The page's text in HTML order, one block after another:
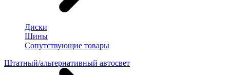
Диски
Шины
Сопутствующие товары
Штатный/альтернативный автосвет